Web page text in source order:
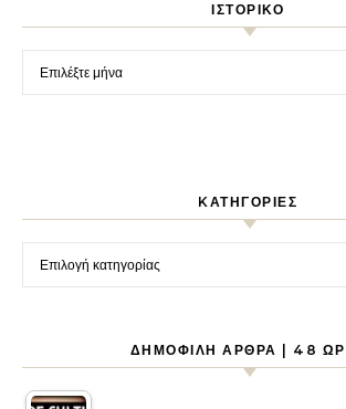
ΙΣΤΟΡΙΚΌ
Ιστορικό
KΑΤΗΓΟΡΊΕΣ
Kατηγορίες
ΔΗΜΟΦΙΛΉ ΆΡΘΡΑ | 48